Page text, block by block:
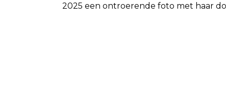
2025 een ontroerende foto met haar